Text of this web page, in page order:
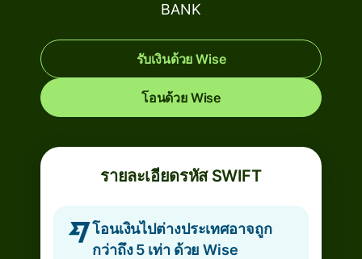
BANK
รับเงินด้วย Wise
โอนด้วย Wise
รายละเอียดรหัส SWIFT
โอนเงินไปต่างประเทศอาจถูก
กว่าถึง 5 เท่า ด้วย Wise